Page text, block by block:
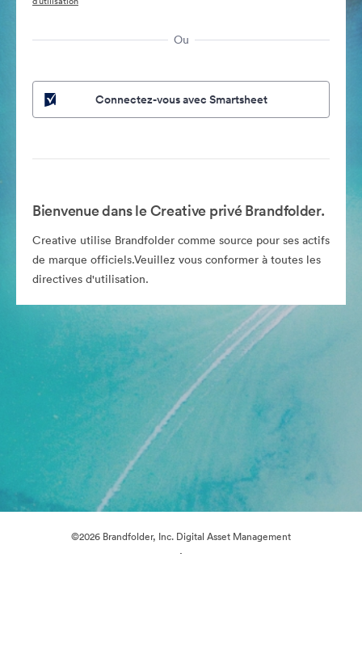
Ou
Connectez-vous avec Smartsheet
Bienvenue dans le Creative privé Brandfolder.
Creative utilise Brandfolder comme source pour ses actifs
de marque officiels.Veuillez vous conformer à toutes les
directives d'utilisation.
©2026 Brandfolder, Inc. Digital Asset Management
·